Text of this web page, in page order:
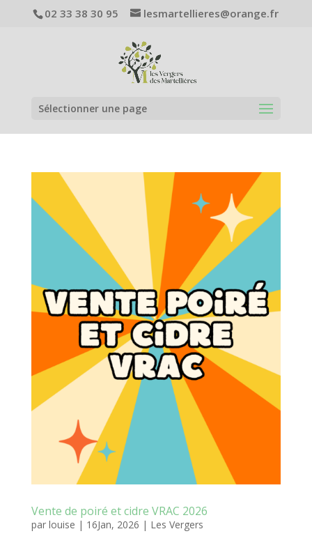
02 33 38 30 95 lesmartellieres@orange.fr
Sélectionner une page
Vente de poiré et cidre VRAC 2026
par louise | 16Jan, 2026 | Les Vergers